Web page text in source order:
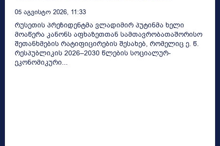
05 Აგვისტო 2026, 11:33
რუსეთის პრეზიდენტმა ვლადიმირ პუტინმა ხელი
მოაწერა კანონს აფხაზეთთან სამთავრობათაშორისო
შეთანხმების რატიფიცირების შესახებ, რომელიც ე. წ.
რესპუბლიკის 2026–2030 წლების სოციალურ-
ეკონომიკური...